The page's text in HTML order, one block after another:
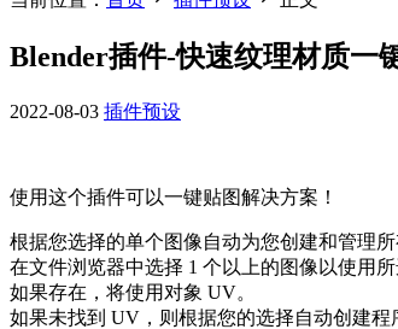
Blender插件-快速纹理材质一
2022-08-03 插件预设
使用这个插件可以一键贴图解决方案！
根据您选择的单个图像自动为您创建和管理所
在文件浏览器中选择 1 个以上的图像以使用所选
如果存在，将使用对象 UV。
如果未找到 UV，则根据您的选择自动创建程